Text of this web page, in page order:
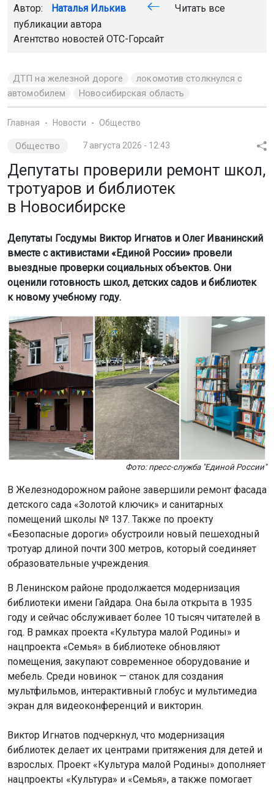
Автор: Наталья Илькив
Читать все
публикации автора
Агентство новостей ОТС-Горсайт
ДТП на железной дороге
локомотив столкнулся с
автомобилем
Новосибирская область
Главная Новости Общество
Общество 7 августа 2026 - 12:43
Депутаты проверили ремонт школ,
тротуаров и библиотек
в Новосибирске
Депутаты Госдумы Виктор Игнатов и Олег Иванинский
вместе с активистами «Единой России» провели
выездные проверки социальных объектов. Они
оценили готовность школ, детских садов и библиотек
к новому учебному году.
Фото: пресс-служба "Единой России"
В Железнодорожном районе завершили ремонт фасада
детского сада «Золотой ключик» и санитарных
помещений школы № 137. Также по проекту
«Безопасные дороги» обустроили новый пешеходный
тротуар длиной почти 300 метров, который соединяет
образовательные учреждения.
В Ленинском районе продолжается модернизация
библиотеки имени Гайдара. Она была открыта в 1935
году и сейчас обслуживает более 10 тысяч читателей в
год. В рамках проекта «Культура малой Родины» и
нацпроекта «Семья» в библиотеке обновляют
помещения, закупают современное оборудование и
мебель. Среди новинок — станок для создания
мультфильмов, интерактивный глобус и мультимедиа
экран для видеоконференций и викторин.
Виктор Игнатов подчеркнул, что модернизация
библиотек делает их центрами притяжения для детей и
взрослых. Проект «Культура малой Родины» дополняет
нацпроекты «Культура» и «Семья», а также помогает